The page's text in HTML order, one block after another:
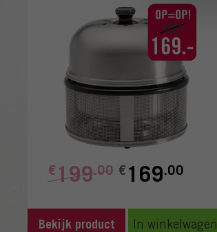
€199.00 €169.00
Bekijk product In winkelwagen